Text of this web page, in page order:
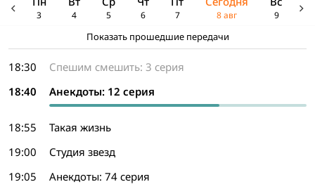
3 4 5 6 7 8 авг 9
Показать прошедшие передачи
18:30
Спешим смешить: 3 серия
18:40
Анекдоты: 12 серия
18:55
Такая жизнь
19:00
Студия звезд
19:05
Анекдоты: 74 серия